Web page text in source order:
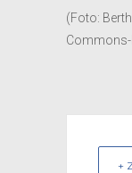
(Foto:
Commons-
+